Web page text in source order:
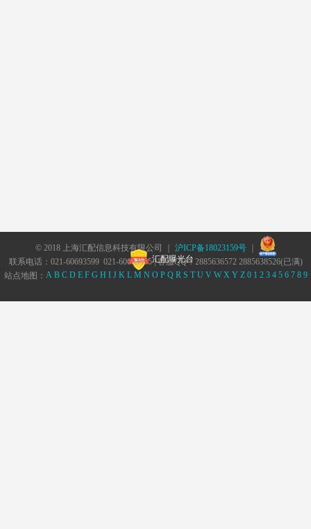
© 2018 上海汇配信息科技有限公司 ｜ 沪ICP备18023159号｜
汇配曝光台
联系电话：021-60693599 021-60693555 | 客服QQ：2885636572 2885638526(已满)
站点地图： A B C D E F G H I J K L M N O P Q R S T U V W X Y Z 0 1 2 3 4 5 6 7 8 9